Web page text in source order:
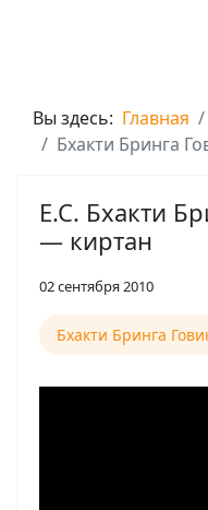
Вы здесь: Главная
Бхакти Бринга
Е.С. Бхакти
— киртан
02 сентября 2010
Бхакти Бринга